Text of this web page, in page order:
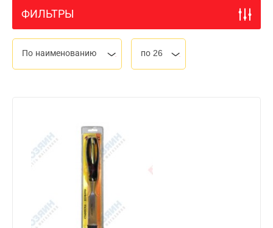
ФИЛЬТРЫ
По наименованию по 26